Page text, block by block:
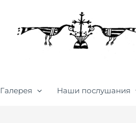
Галерея Наши послушания